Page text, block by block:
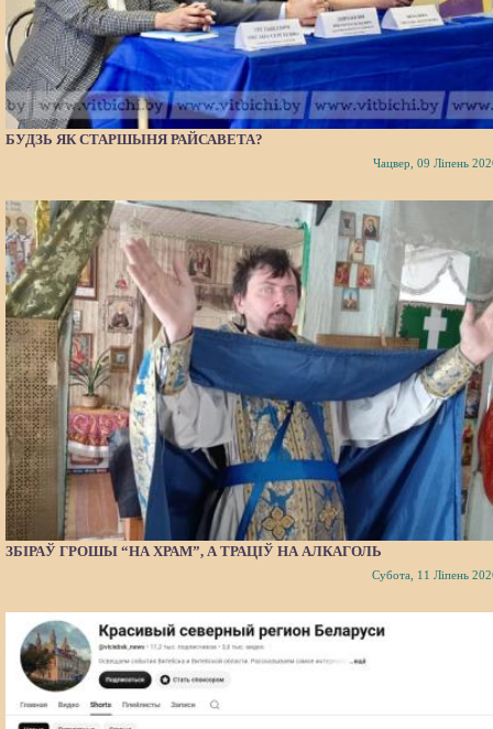
БУДЗЬ ЯК СТАРШЫНЯ РАЙСАВЕТА?
Чацвер, 09 Ліпень
ЗБІРАЎ ГРОШЫ “НА ХРАМ”, А ТРАЦІЎ НА АЛКАГОЛЬ
Субота, 11 Ліпень